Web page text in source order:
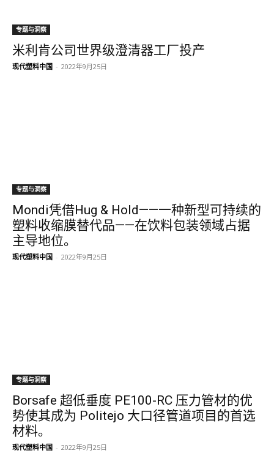
专题与洞察
米利肯公司世界级澄清器工厂投产
现代塑料中国 - 2022年9月25日
专题与洞察
Mondi凭借Hug & Hold——一种新型可持续的
塑料收缩膜替代品——在饮料包装领域占据
主导地位。
现代塑料中国 - 2022年9月25日
专题与洞察
Borsafe 超低垂度 PE100-RC 压力管材的优
势使其成为 Politejo 大口径管道项目的首选
材料。
现代塑料中国 - 2022年9月25日